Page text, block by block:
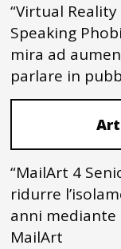
“Virtual
Speaking
mira ad
parlare in
“MailArt 4
ridurre
anni mediante
MailArt